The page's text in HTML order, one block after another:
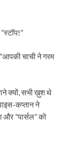
चाची ने गरम
क्यों, सभी ख़ुश थे
कप्तान ने
और ”पार्सल” को